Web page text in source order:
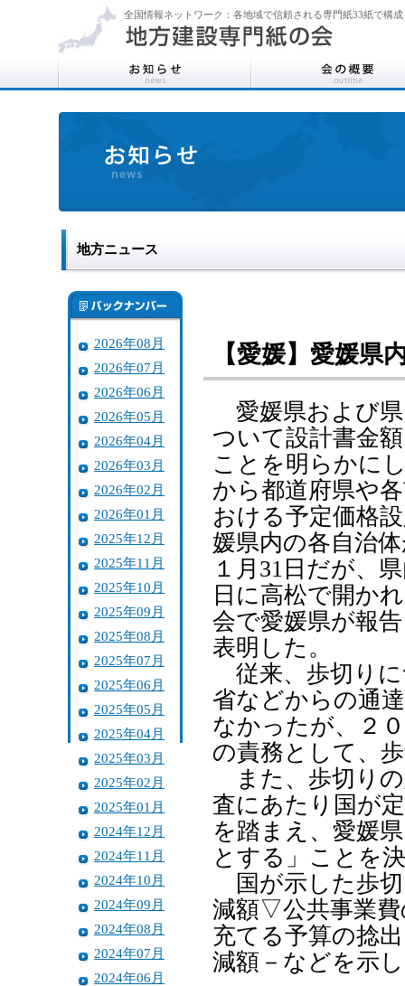
全国情報ネットワーク：各地域で信頼される専門紙33紙で構成
地方ニュース
2026年08月
2026年07月
2026年06月
2026年05月
2026年04月
2026年03月
2026年02月
2026年01月
2025年12月
2025年11月
2025年10月
2025年09月
2025年08月
2025年07月
2025年06月
2025年05月
2025年04月
2025年03月
2025年02月
2025年01月
2024年12月
2024年11月
2024年10月
2024年09月
2024年08月
2024年07月
2024年06月
【愛媛】愛媛
愛媛県および県
ついて設計書金
ことを明らかに
から都道府県や
おける予定価格
媛県内の各自治
１月31日だが、
日に高松で開か
会で愛媛県が報
表明した。
従来、歩切り
省などからの通
なかったが、２
の責務として、
また、歩切りの
査にあたり国が
を踏まえ、愛媛
とする」ことを
国が示した歩
減額▽公共事業
充てる予算の捻
減額－などを示